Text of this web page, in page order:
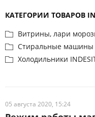
КАТЕГОРИИ ТОВАРОВ
Витрины, лари
Стиральные машины
Холодильники
05 августа 2020, 15:24